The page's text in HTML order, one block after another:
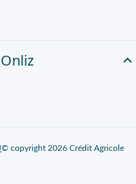
© copyright 2026 Crédit Agricole